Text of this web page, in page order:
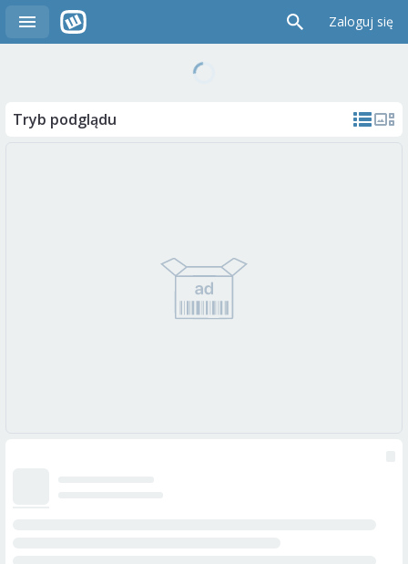
Zaloguj się
Tryb podglądu